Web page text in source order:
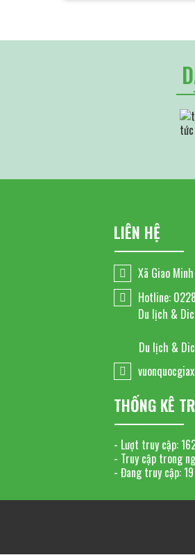
LIÊN HỆ
Xã Giao
Hotline:
Du lịch &
Du lịch & Dich
THỐNG KÊ
- Lượt truy cập:
- Truy cập trong
- Đang truy cập:19